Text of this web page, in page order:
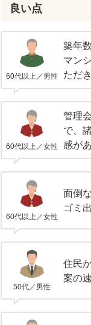
良い点
60代以上／男性
築年
マン
ただ
60代以上／女性
管理
で、
感があ
60代以上／女性
面倒
ゴミ
50代／男性
住民
案の速